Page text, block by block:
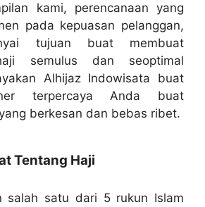
kami, perencanaan yang
pada kepuasan pelanggan,
tujuan buat membuat
semulus dan seoptimal
Alhijaz Indowisata buat
terpercaya Anda buat
berkesan dan bebas ribet.
Tentang Haji
salah satu dari 5 rukun Islam